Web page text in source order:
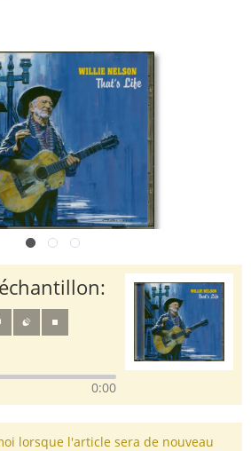
0:00
lorsque l'article sera de nouveau